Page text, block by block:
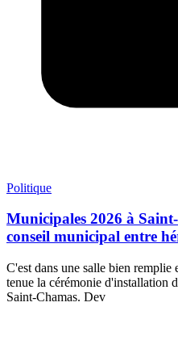
Politique
Municipales 2026 à
conseil municipal entre
C'est dans une salle bien remplie
tenue la cérémonie d'installation
Saint-Chamas. Dev